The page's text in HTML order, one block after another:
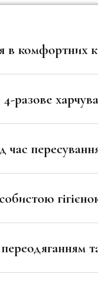
комфортних
разове
час